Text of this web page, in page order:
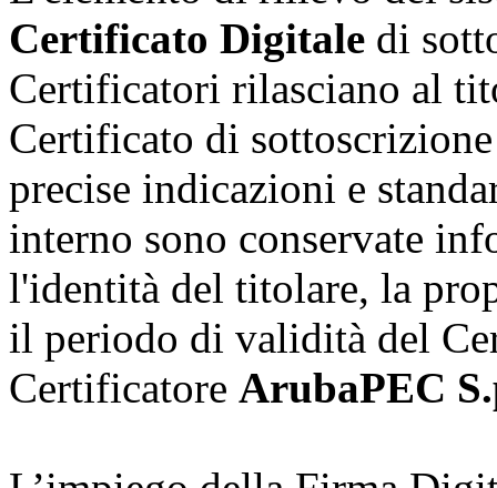
Certificato Digitale di
Certificatori rilasciano al
Certificato di
precise indicazioni e
interno sono conservate
l'identità del titolare, la
il periodo di validità del
Certificatore ArubaPEC